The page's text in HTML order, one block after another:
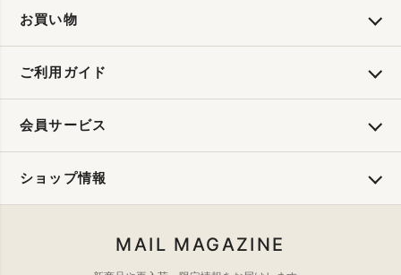
お買い物
ご利用ガイド
会員サービス
ショップ情報
MAIL MAGAZINE